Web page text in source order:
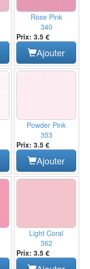
Rose Pink
340
Prix: 3.5 €
Ajouter
Powder Pink
353
Prix: 3.5 €
Ajouter
Light Coral
362
Prix: 3.5 €